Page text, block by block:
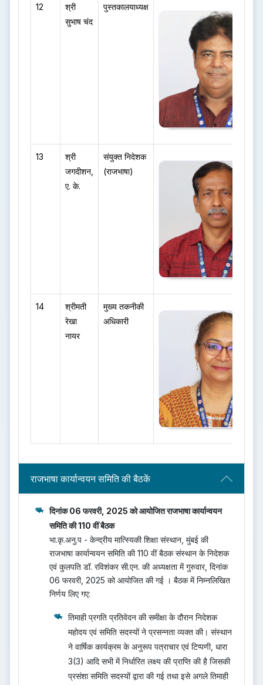
12
श्री
सुभाष चंद
पुस्तकालयाध्यक्ष
13
श्री
जगदीशन,
ए. के.
संयुक्त निदेशक
(राजभाषा)
14
श्रीमती
रेखा
नायर
मुख्य तकनीकी
अधिकारी
राजभाषा कार्यान्वयन समिति की बैठकें
दिनांक 06 फरवरी, 2025 को आयोजित राजभाषा कार्यान्वयन
समिति की 110 वीं बैठक
भा.कृ.अनु.प - केन्द्रीय मात्स्यिकी शिक्षा संस्थान, मुंबई की
राजभाषा कार्यान्वयन समिति की 110 वीं बैठक संस्थान के निदेशक
एवं कुलपति डॉ. रविशंकर सी.एन. की अध्यक्षता में गुरुवार, दिनांक
06 फरवरी, 2025 को आयोजित की गई । बैठक में निम्नलिखित
निर्णय लिए गए:
तिमाही प्रगति प्रतिवेदन की समीक्षा के दौरान निदेशक
महोदय एवं समिति सदस्‍यों ने प्रसन्नता व्यक्त की। संस्‍थान
ने वार्षिक कार्यक्रम के अनुरूप पत्राचार एवं टिप्‍पणी, धारा
3(3) आदि सभी में निर्धारित लक्ष्‍य की प्राप्ति की है जिसकी
प्रसंशा समिति सदस्‍यों द्वारा की गई तथा इसे अगले तिमाही